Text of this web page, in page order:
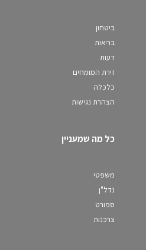
ביטחון
בריאות
דעות
זירת המומחים
כלכלה
הצהרת נגישות
כל מה שמעניין
משפטי
נדל"ן
ספורט
צרכנות